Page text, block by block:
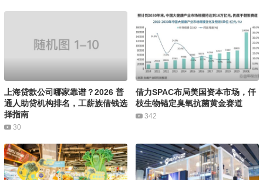
上海贷款公司哪家靠谱？2026 普
通人助贷机构排名，工薪族借钱选
择指南
30
借力SPAC布局美国资本市场，仟
枝生物锚定臭氧抗菌黄金赛道
342